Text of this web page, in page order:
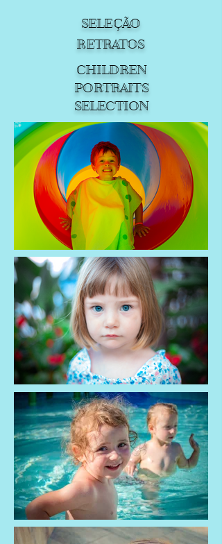
SELEÇÃO
RETRATOS
CHILDREN
PORTRAITS
SELECTION